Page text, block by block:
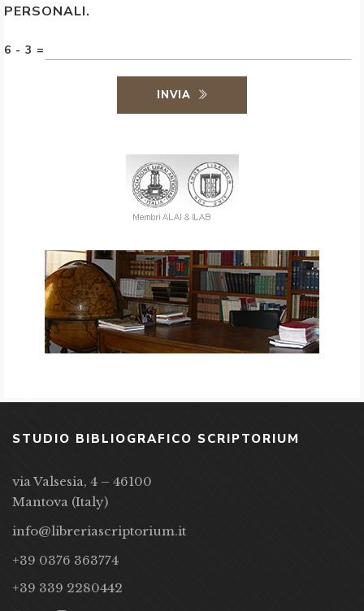
PERSONALI.
6 - 3 =
INVIA
STUDIO BIBLIOGRAFICO SCRIPTORIUM
via Valsesia, 4 – 46100
Mantova (Italy)
info@libreriascriptorium.it
+39 0376 363774
+39 339 2280442